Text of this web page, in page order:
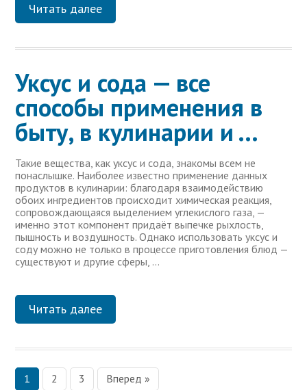
Читать далее
Уксус и сода — все
способы применения в
быту, в кулинарии и …
Такие вещества, как уксус и сода, знакомы всем не
понаслышке. Наиболее известно применение данных
продуктов в кулинарии: благодаря взаимодействию
обоих ингредиентов происходит химическая реакция,
сопровождающаяся выделением углекислого газа, —
именно этот компонент придаёт выпечке рыхлость,
пышность и воздушность. Однако использовать уксус и
соду можно не только в процессе приготовления блюд —
существуют и другие сферы, …
Читать далее
1 2 3 Вперед »